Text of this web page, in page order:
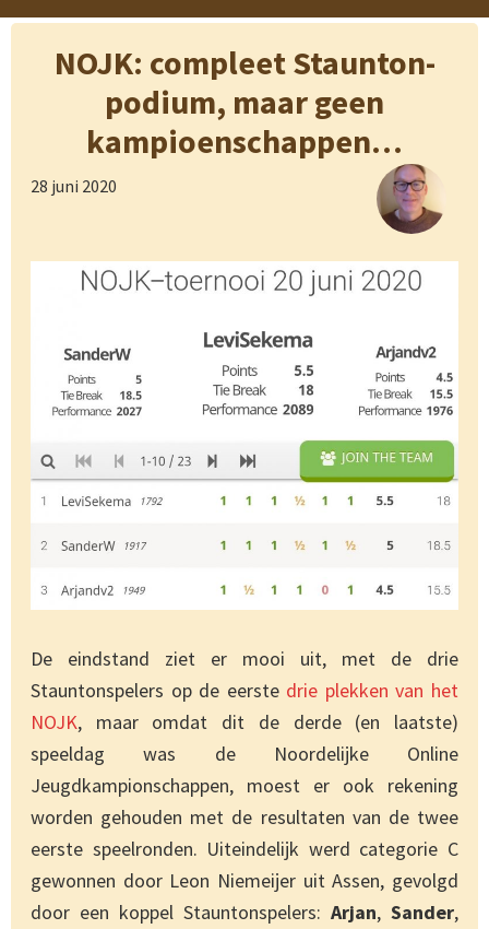
NOJK: compleet Staunton-
podium, maar geen
kampioenschappen…
28 juni 2020
De eindstand ziet er mooi uit, met de drie
Stauntonspelers op de eerste drie plekken van het
NOJK, maar omdat dit de derde (en laatste)
speeldag was de Noordelijke Online
Jeugdkampionschappen, moest er ook rekening
worden gehouden met de resultaten van de twee
eerste speelronden. Uiteindelijk werd categorie C
gewonnen door Leon Niemeijer uit Assen, gevolgd
door een koppel Stauntonspelers: Arjan, Sander,